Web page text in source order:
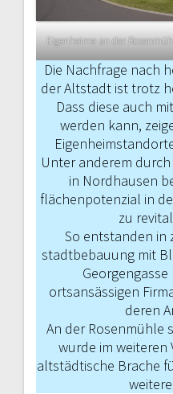
Eigenheime an der
Die Nachfrage nach
der Altstadt ist trotz
Dass diese auch
werden kann,
Unter anderem
in Nordhausen
flächenpotenzial in
zu
So entstanden in
stadtbebauung mit
ortsansässigen
deren
An der Rosenmühle
wurde im weiteren
altstädtische Brache